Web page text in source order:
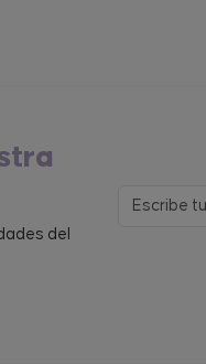
del